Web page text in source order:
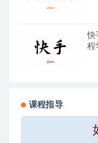
快
程
课程指导